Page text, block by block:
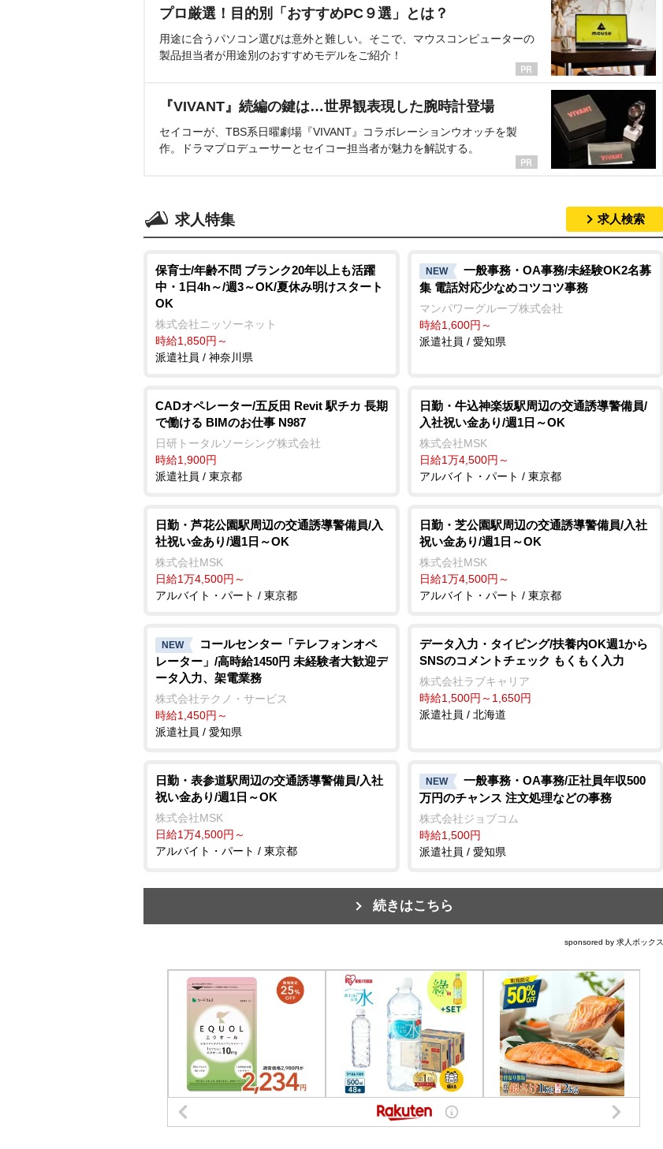
プロ厳選！目的別「おすすめPC９選」とは？
用途に合うパソコン選びは意外と難しい。そこで、マウスコンピューターの
製品担当者が用途別のおすすめモデルをご紹介！
『VIVANT』続編の鍵は…世界観表現した腕時計登場
セイコーが、TBS系日曜劇場『VIVANT』コラボレーションウオッチを製
作。ドラマプロデューサーとセイコー担当者が魅力を解説する。
求人特集 求人検索
保育士/年齢不問 ブランク20年以上も活躍
中・1日4h～/週3～OK/夏休み明けスタート
OK
株式会社ニッソーネット
時給1,850円～
派遣社員 / 神奈川県
NEW
一般事務・OA事務/未経験OK2名募
集 電話対応少なめコツコツ事務
マンパワーグループ株式会社
時給1,600円～
派遣社員 / 愛知県
CADオペレーター/五反田 Revit 駅チカ 長期
で働ける BIMのお仕事 N987
日研トータルソーシング株式会社
時給1,900円
派遣社員 / 東京都
日勤・牛込神楽坂駅周辺の交通誘導警備員/
入社祝い金あり/週1日～OK
株式会社MSK
日給1万4,500円～
アルバイト・パート / 東京都
日勤・芦花公園駅周辺の交通誘導警備員/入
社祝い金あり/週1日～OK
株式会社MSK
日給1万4,500円～
アルバイト・パート / 東京都
日勤・芝公園駅周辺の交通誘導警備員/入社
祝い金あり/週1日～OK
株式会社MSK
日給1万4,500円～
アルバイト・パート / 東京都
NEW
コールセンター「テレフォンオペ
レーター」/高時給1450円 未経験者大歓迎デ
ータ入力、架電業務
株式会社テクノ・サービス
時給1,450円～
派遣社員 / 愛知県
データ入力・タイピング/扶養内OK週1から
SNSのコメントチェック もくもく入力
株式会社ラブキャリア
時給1,500円～1,650円
派遣社員 / 北海道
日勤・表参道駅周辺の交通誘導警備員/入社
祝い金あり/週1日～OK
株式会社MSK
日給1万4,500円～
アルバイト・パート / 東京都
NEW
一般事務・OA事務/正社員年収500
万円のチャンス 注文処理などの事務
株式会社ジョブコム
時給1,500円
派遣社員 / 愛知県
続きはこちら
sponsored by 求人ボックス